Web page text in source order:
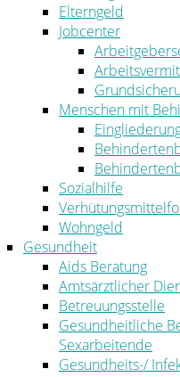
Elterngeld
Jobcenter
Menschen mit
Sozialhilfe
Wohngeld
Gesundheit
Aids Beratung
Amtsärztlicher
Betreuungsstelle
Gesundheitliche
Sexarbeitende
Gesundheits-/